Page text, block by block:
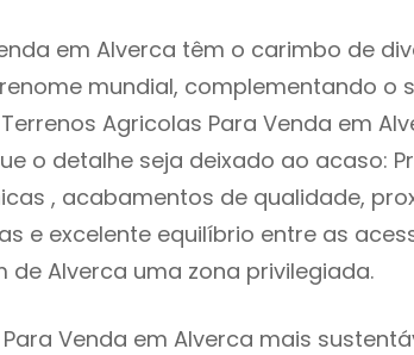
em Alverca têm o carimbo de
mundial, complementando o
Agricolas Para Venda em
o detalhe seja deixado ao acaso:
, acabamentos de qualidade,
e excelente equilíbrio entre as
de Alverca uma zona privilegiada.
Venda em Alverca mais